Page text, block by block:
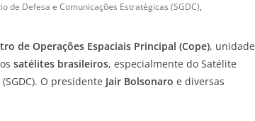
de Defesa e Comunicações Estratégicas (SGDC),
de Operações Espaciais Principal (Cope), unidade
satélites brasileiros, especialmente do Satélite
O presidente Jair Bolsonaro e diversas